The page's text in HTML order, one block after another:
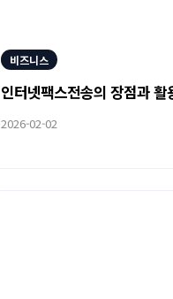
비즈니스
인터넷팩스전송의 장점과 활
2026-02-02